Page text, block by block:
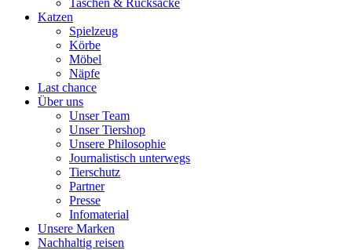
Taschen & Rucksäcke
Katzen
Spielzeug
Körbe
Möbel
Näpfe
Last chance
Über uns
Unser Team
Unser Tiershop
Unsere Philosophie
Journalistisch unterwegs
Tierschutz
Partner
Presse
Infomaterial
Unsere Marken
Nachhaltig reisen